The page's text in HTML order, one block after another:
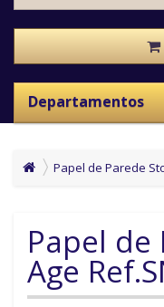
Departamentos
Papel de Parede
Papel de
Age